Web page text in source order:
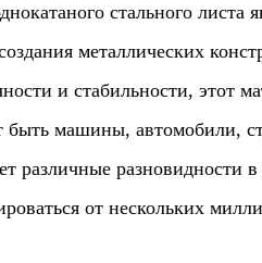
стального листа
металлических
и стабильности, этот
машины, автомобили,
различные разновидности
от нескольких